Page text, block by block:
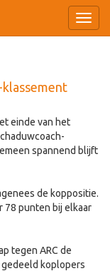
klassement
einde van het
spannend blijft
de koppositie.
punten bij elkaar
tegen ARC de
koplopers